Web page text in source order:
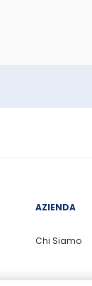
AZIENDA
Chi Siamo